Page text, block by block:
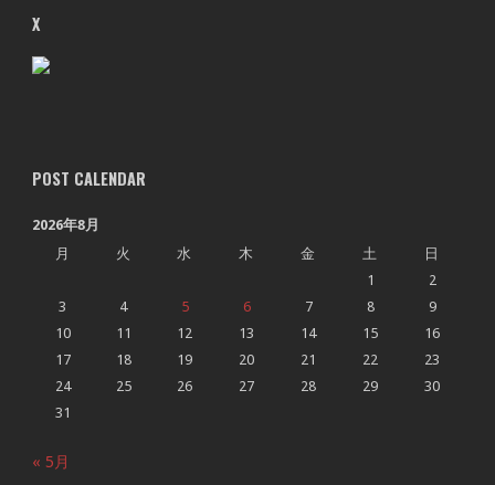
X
POST CALENDAR
2026年8月
月
火 水 木 金 土
日
1
2
3
4 5 6 7 8
9
10
11 12 13 14 15
16
17
18 19 20 21 22
23
24
25 26 27 28 29
30
31
« 5月